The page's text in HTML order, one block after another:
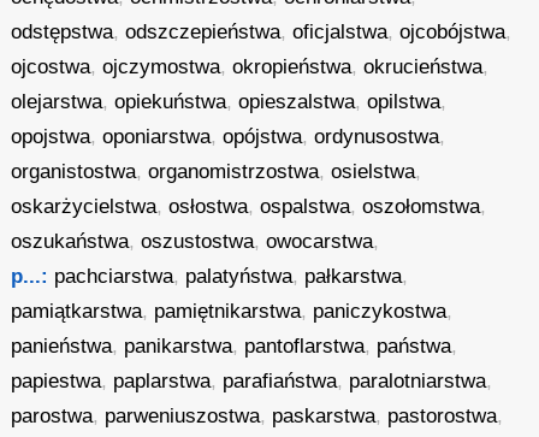
odstępstwa,odszczepieństwa,oficjalstwa,ojcobójstwa,
ojcostwa,ojczymostwa,okropieństwa,okrucieństwa,
olejarstwa,opiekuństwa,opieszalstwa,opilstwa,
opojstwa,oponiarstwa,opójstwa,ordynusostwa,
organistostwa,organomistrzostwa,osielstwa,
oskarżycielstwa,osłostwa,ospalstwa,oszołomstwa,
oszukaństwa,oszustostwa,owocarstwa,
p...: pachciarstwa, palatyństwa, pałkarstwa,
pamiątkarstwa, pamiętnikarstwa, paniczykostwa,
panieństwa, panikarstwa, pantoflarstwa, państwa,
papiestwa, paplarstwa, parafiaństwa, paralotniarstwa,
parostwa, parweniuszostwa, paskarstwa, pastorostwa,